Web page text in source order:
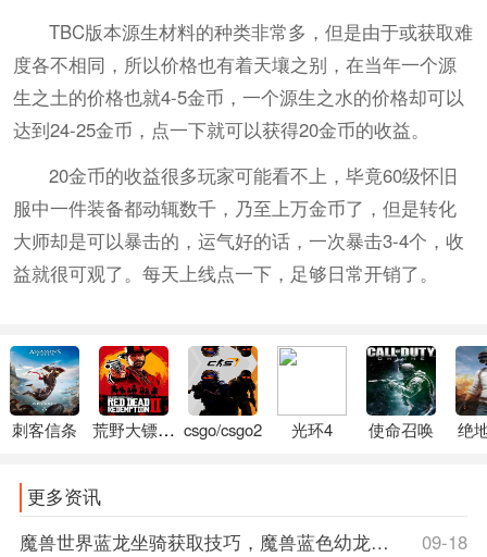
TBC版本源生材料的种类非常多，但是由于或获取难
度各不相同，所以价格也有着天壤之别，在当年一个源
生之土的价格也就4-5金币，一个源生之水的价格却可以
达到24-25金币，点一下就可以获得20金币的收益。
20金币的收益很多玩家可能看不上，毕竟60级怀旧
服中一件装备都动辄数千，乃至上万金币了，但是转化
大师却是可以暴击的，运气好的话，一次暴击3-4个，收
益就很可观了。每天上线点一下，足够日常开销了。
刺客信条 荒野大镖客2 csgo/csgo2 光环4 使命召唤 绝
更多资讯
09-18
魔兽世界蓝龙坐骑获取技巧，魔兽蓝色幼龙坐骑